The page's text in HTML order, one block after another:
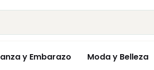
y Embarazo Moda y Belleza